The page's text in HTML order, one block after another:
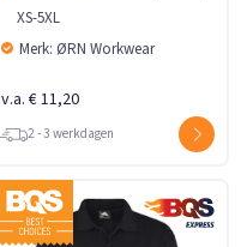
XS-5XL
Merk: ØRN Workwear
v.a. € 11,20
2 - 3 werkdagen